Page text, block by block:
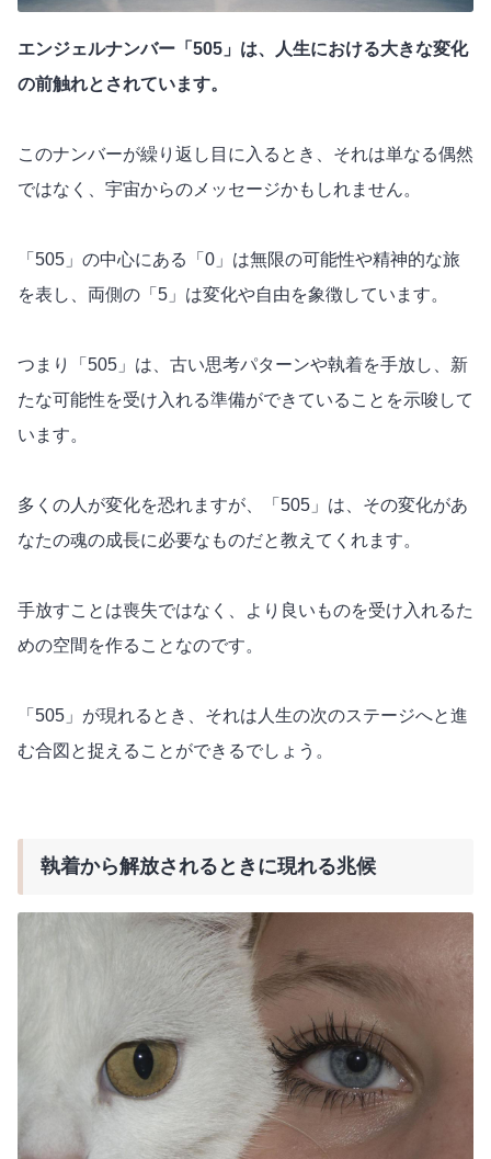
エンジェルナンバー「505」は、人生における大きな変化
の前触れとされています。
このナンバーが繰り返し目に入るとき、それは単なる偶然
ではなく、宇宙からのメッセージかもしれません。
「505」の中心にある 「0」 は無限の可能性や精神的な旅
を表し、両側の「5」は変化や自由を象徴しています。
つまり「505」は、古い思考パターンや執着を手放し、新
たな可能性を受け入れる準備ができていることを示唆して
います。
多くの人が変化を恐れますが、「505」は、その変化があ
なたの魂の成長に必要なものだと教えてくれます。
手放すことは喪失ではなく、より良いものを受け入れるた
めの空間を作ることなのです。
「505」が現れるとき、それは人生の次のステージへと進
む合図と捉えることができるでしょう。
執着から解放されるときに現れる兆候